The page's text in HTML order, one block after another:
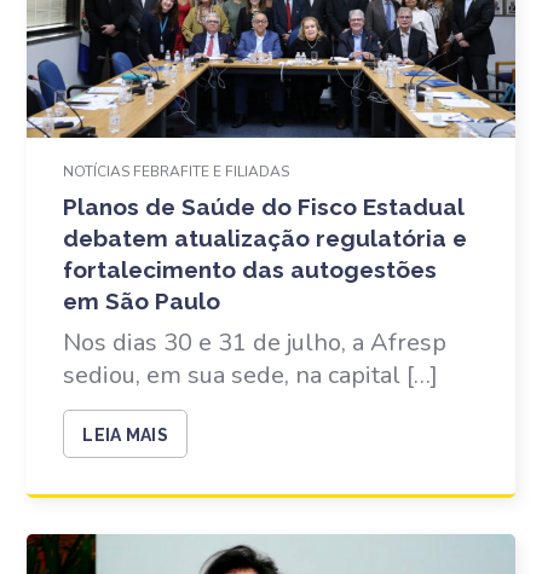
NOTÍCIAS FEBRAFITE E FILIADAS
Planos de Saúde do Fisco Estadual
debatem atualização regulatória e
fortalecimento das autogestões
em São Paulo
Nos dias 30 e 31 de julho, a Afresp
sediou, em sua sede, na capital […]
LEIA MAIS